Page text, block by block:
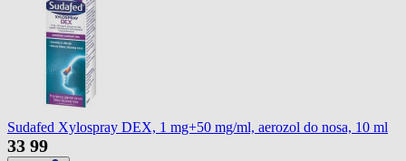
Sudafed Xylospray DEX, 1 mg+50 mg/ml, aerozol do nosa, 10 ml
33 99